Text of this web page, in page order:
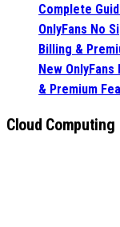
Complete
OnlyFans No
Billing &
New
& Premium
Cloud Computing